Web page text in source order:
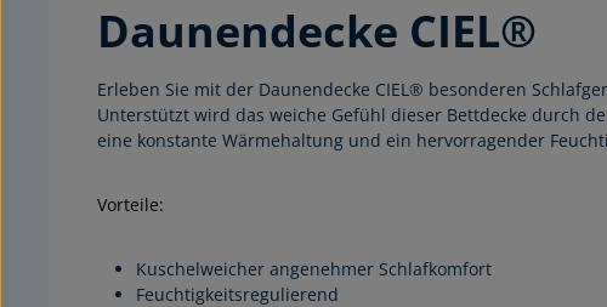
Daunendecke CIEL®
Erleben Sie mit der Daunendecke CIEL® besonderen
Unterstützt wird das weiche Gefühl dieser Bettdecke durch
eine konstante Wärmehaltung und ein hervorragender
Vorteile:
Kuschelweicher angenehmer Schlafkomfort
Feuchtigkeitsregulierend